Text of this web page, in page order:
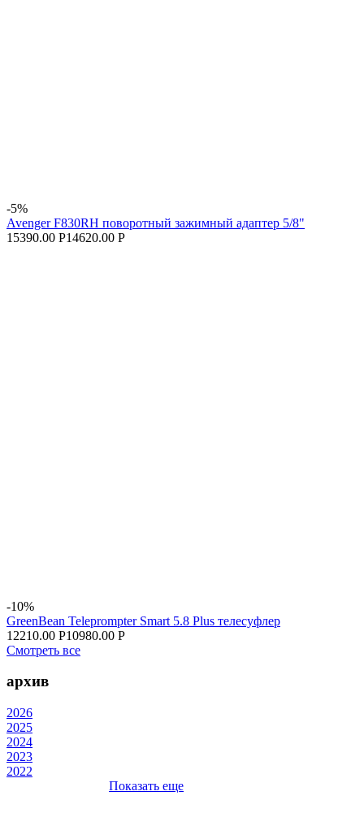
-5%
Avenger F830RH поворотный зажимный адаптер 5/8"
15390.00 Р14620.00 Р
-10%
GreenBean Teleprompter Smart 5.8 Plus телесуфлер
12210.00 Р10980.00 Р
Смотреть все
архив
2026
2025
2024
2023
2022
Показать еще